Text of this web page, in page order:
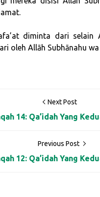
diminta dari selain
oleh Allāh Subhānahu wa
Next Post
14: Qa’idah Yang
Previous Post
12: Qa’idah Yang